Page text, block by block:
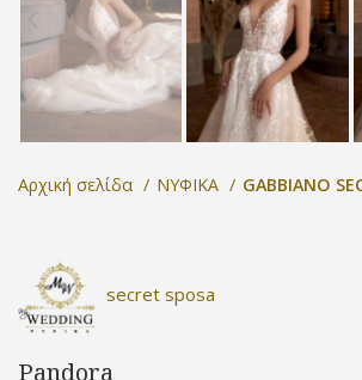
Αρχική σελίδα ΝΥΦΙΚΑ GABBIANO
secret sposa
Pandora